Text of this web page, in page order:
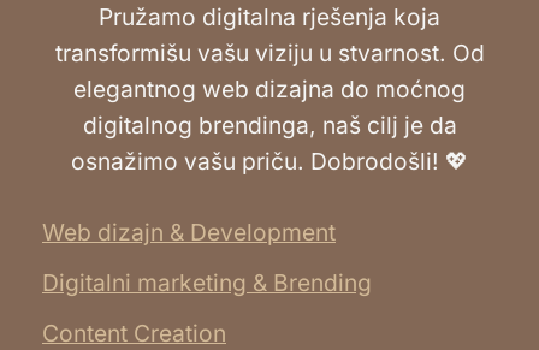
Pružamo digitalna rješenja koja
transformišu vašu viziju u stvarnost. Od
elegantnog web dizajna do moćnog
digitalnog brendinga, naš cilj je da
osnažimo vašu priču. Dobrodošli! 💖
Web dizajn & Development
Digitalni marketing & Brending
Content Creation